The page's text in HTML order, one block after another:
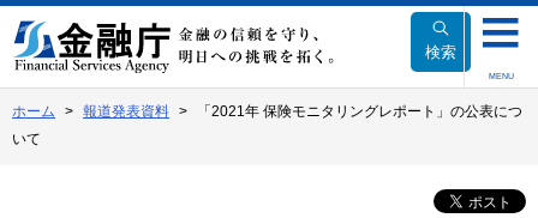
文
へ
動
検索
MENU
ホーム 報道発表資料
「2021年 保険モニタリングレポート」の公表につ
いて